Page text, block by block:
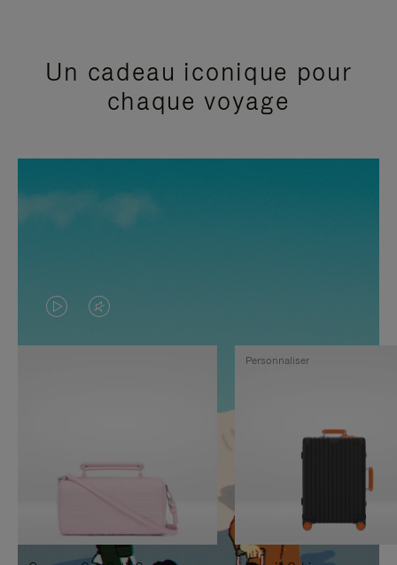
Un cadeau iconique pour
chaque voyage
LA
VIDÉO
PAUSE,
APPUYEZ
SUR
LE
SON
DÉSACTIVÉ.
VEUILLEZ
Personnaliser